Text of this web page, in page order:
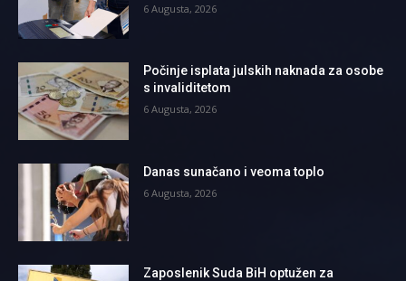
6 Augusta, 2026
Počinje isplata julskih naknada za osobe
s invaliditetom
6 Augusta, 2026
Danas sunačano i veoma toplo
6 Augusta, 2026
Zaposlenik Suda BiH optužen za